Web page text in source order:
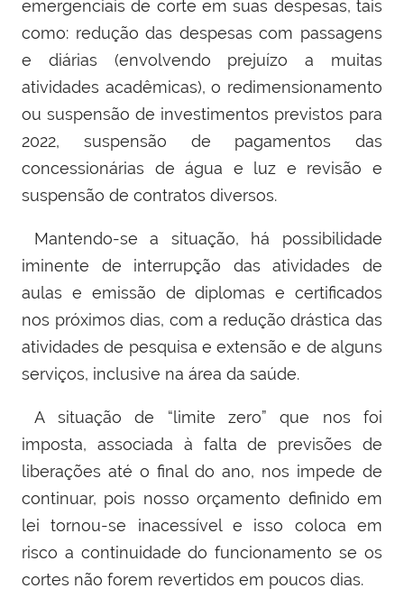
emergenciais de corte em suas despesas, tais
como: redução das despesas com passagens
e diárias (envolvendo prejuízo a muitas
atividades acadêmicas), o redimensionamento
ou suspensão de investimentos previstos para
2022, suspensão de pagamentos das
concessionárias de água e luz e revisão e
suspensão de contratos diversos.
Mantendo-se a situação, há possibilidade
iminente de interrupção das atividades de
aulas e emissão de diplomas e certificados
nos próximos dias, com a redução drástica das
atividades de pesquisa e extensão e de alguns
serviços, inclusive na área da saúde.
A situação de “limite zero” que nos foi
imposta, associada à falta de previsões de
liberações até o final do ano, nos impede de
continuar, pois nosso orçamento definido em
lei tornou-se inacessível e isso coloca em
risco a continuidade do funcionamento se os
cortes não forem revertidos em poucos dias.